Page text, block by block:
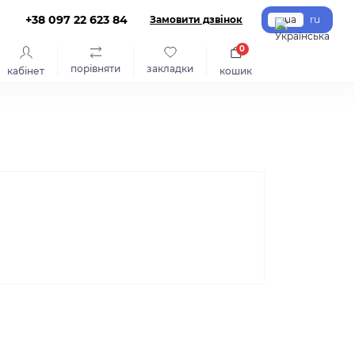
+38 097 22 623 84 Замовити дзвінок ua ru
кабінет порівняти закладки кошик
0